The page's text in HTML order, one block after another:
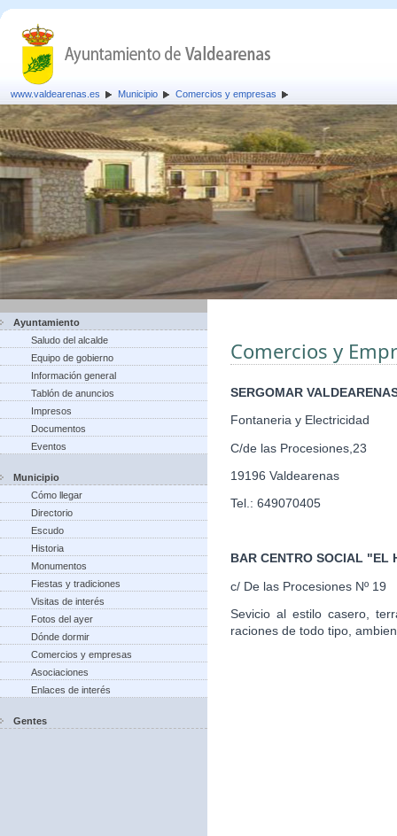
www.valdearenas.es Municipio Comercios y empresas
Ayuntamiento
Saludo del alcalde
Equipo de gobierno
Información general
Tablón de anuncios
Impresos
Documentos
Eventos
Municipio
Cómo llegar
Directorio
Escudo
Historia
Monumentos
Fiestas y tradiciones
Visitas de interés
Fotos del ayer
Dónde dormir
Comercios y empresas
Asociaciones
Enlaces de interés
Gentes
Comercios y
SERGOMAR
Fontaneria y Electricidad
C/de las Procesiones,23
19196 Valdearenas
Tel.: 649070405
BAR CENTRO SOCIAL "EL
c/ De las Procesiones Nº 19
Sevicio al estilo casero,
raciones de todo tipo,